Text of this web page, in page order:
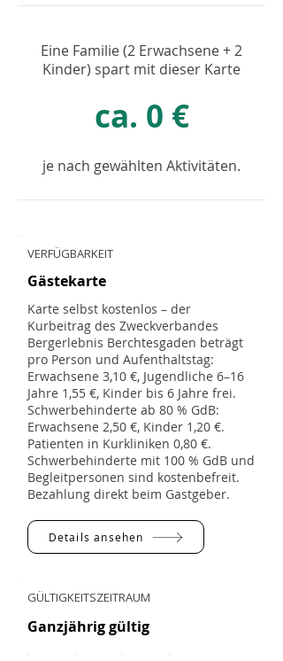
Eine Familie (2 Erwachsene + 2
Kinder) spart mit dieser Karte
ca. 0 €
je nach gewählten Aktivitäten.
VERFÜGBARKEIT
Gästekarte
Karte selbst kostenlos – der
Kurbeitrag des Zweckverbandes
Bergerlebnis Berchtesgaden beträgt
pro Person und Aufenthaltstag:
Erwachsene 3,10 €, Jugendliche 6–16
Jahre 1,55 €, Kinder bis 6 Jahre frei.
Schwerbehinderte ab 80 % GdB:
Erwachsene 2,50 €, Kinder 1,20 €.
Patienten in Kurkliniken 0,80 €.
Schwerbehinderte mit 100 % GdB und
Begleitpersonen sind kostenbefreit.
Bezahlung direkt beim Gastgeber.
Details ansehen
GÜLTIGKEITSZEITRAUM
Ganzjährig gültig